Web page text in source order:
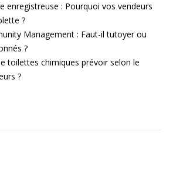
enregistreuse : Pourquoi vos vendeurs
?
Management : Faut-il tutoyer ou
?
toilettes chimiques prévoir selon le
?